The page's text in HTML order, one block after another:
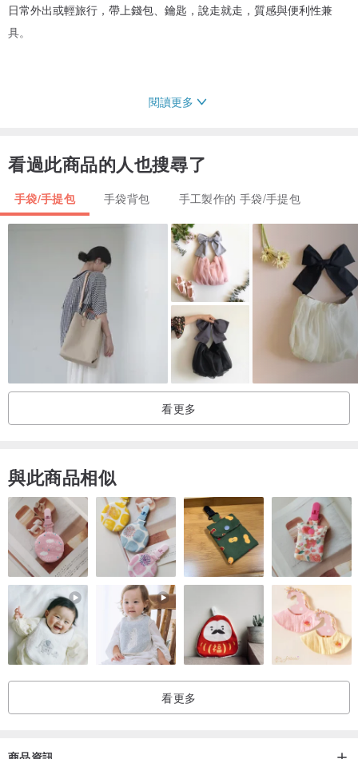
日常外出或輕旅行，帶上錢包、鑰匙，說走就走，質感與便利性兼
具。
：使用縫皮革的蠟線一針一針仔細將口金縫勞固，戴著皮製護指
套還是常常拉線到手指瘀青，為的就是想把這最後也是最重要的一道
工序做到最好！
附贈肩背/手提帶
※※ 每個包的配色、大小、編織花樣與搭配的提把...等，都是精心設計
與製作，希望每個獨特的包都能彰顯出主人獨特的氣質:)
照片中模特為24吋腰標準身，我們盡可能以照片和文字寫明尺寸說
， 請詳閱內文或訊息詢問在意的部份再購買唷
差1-2cm以內)
閱讀更多
看過此商品的人也搜尋了
手袋/手提包 手袋背包 手工製作的 手袋/手提包
看更多
與此商品相似
看更多